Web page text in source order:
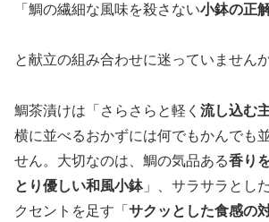
「鯛の繊細な風味を殺さない小鉢の正
と献立の組み合わせに迷っていません
鯛茶漬けは「さらさらと軽く 流し込む
横に並べるおかずには何でもかんでも
せん。大切なのは、鯛の気品ある香り
とり優しい和風小鉢」、サラサラとし
クセントを足す「 サクッとした食感の